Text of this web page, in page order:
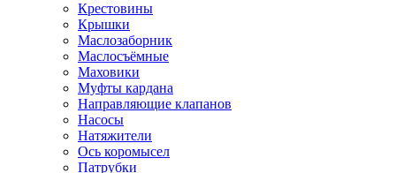
Крестовины
Крышки
Маслозаборник
Маслосъёмные
Маховики
Муфты кардана
Направляющие клапанов
Насосы
Натяжители
Ось коромысел
Патрубки